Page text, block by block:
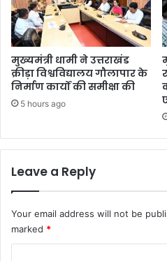
मुख्यमंत्री धामी ने उत्तराखंड
क्रीड़ा विश्वविद्यालय गौलापार के
निर्माण कार्यों की समीक्षा की
5 hours ago
Leave a Reply
Your email address will not be
marked *